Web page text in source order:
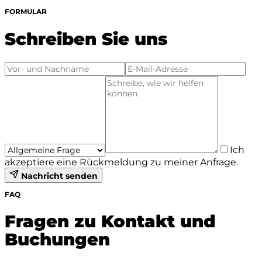
FORMULAR
Schreiben Sie uns
Ich
akzeptiere eine Rückmeldung zu meiner Anfrage.
Nachricht senden
FAQ
Fragen zu Kontakt und
Buchungen